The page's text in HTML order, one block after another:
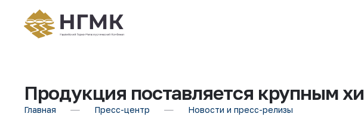
Продукция поставляется крупным
Главная Пресс-центр Новости и пресс-релизы